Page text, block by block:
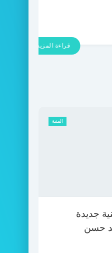
قراءة المزيد
الفنية
جديدة
حسن